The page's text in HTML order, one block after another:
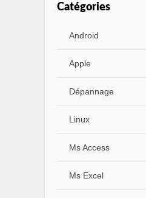
Catégories
Android
Apple
Dépannage
Linux
Ms Access
Ms Excel